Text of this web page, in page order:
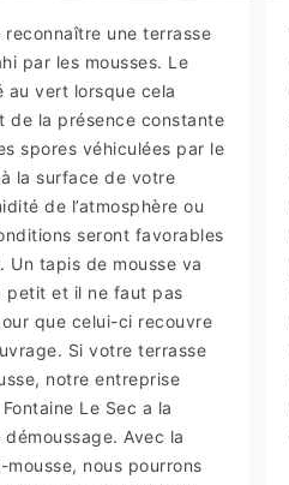
une terrasse
par les mousses. Le
au vert lorsque cela
de la présence constante
spores véhiculées par le
la surface de votre
de l’atmosphère ou
seront favorables
Un tapis de mousse va
petit et il ne faut pas
que celui-ci recouvre
Si votre terrasse
notre entreprise
Le Sec a la
Avec la
mousse, nous pourrons